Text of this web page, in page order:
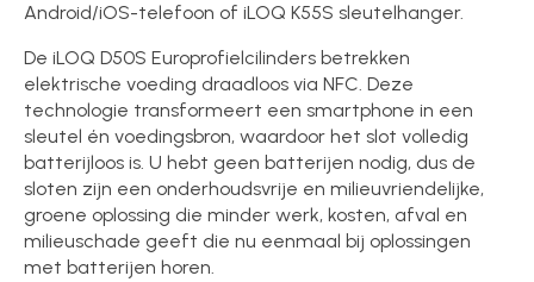
Android/iOS-telefoon of iLOQ K55S sleutelhanger.
De iLOQ D50S Europrofielcilinders betrekken
elektrische voeding draadloos via NFC. Deze
technologie transformeert een smartphone in een
sleutel én voedingsbron, waardoor het slot volledig
batterijloos is. U hebt geen batterijen nodig, dus de
sloten zijn een onderhoudsvrije en milieuvriendelijke,
groene oplossing die minder werk, kosten, afval en
milieuschade geeft die nu eenmaal bij oplossingen
met batterijen horen.